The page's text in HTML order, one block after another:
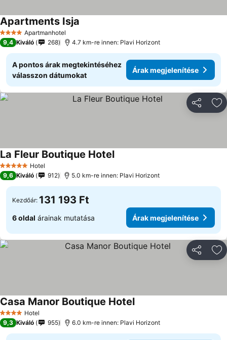
4 KategóriaApartmanhotel
Apartments Isja
9,4 Kiváló 268 4.7 km-re innen: Plavi Horizont
A pontos árak megtekintéséhez
válasszon dátumokat
Árak megjelenítése
5 KategóriaHotel
La Fleur Boutique HotelÁrak megjelenítése
9,6 Kiváló 912 5.0 km-re innen: Plavi Horizont
Kezdőár: 131 193 Ft
6 oldal árainak mutatása Árak megjelenítése
4 KategóriaHotel
Casa Manor Boutique HotelÁrak megjelenítése
9,3 Kiváló 955 6.0 km-re innen: Plavi Horizont